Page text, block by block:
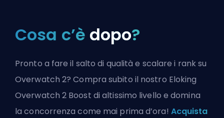
Cosa c’è dopo?
Pronto a fare il salto di qualità e scalare i rank su
Overwatch 2? Compra subito il nostro Eloking
Overwatch 2 Boost di altissimo livello e domina
la concorrenza come mai prima d’ora! Acquista